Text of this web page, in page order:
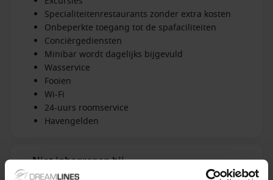
Specialiteitenrestaurants zonder extra kosten
Onbeperkte toegang tot de spafaciliteiten
Conciërgediensten
Minibar wordt dagelijks bijgevuld
Wasservice
Fooien
Wi-Fi
24-uurs roomservice
Havengelden
Niet inbegrepen bij
alles
+ All Inclusive toevoegen